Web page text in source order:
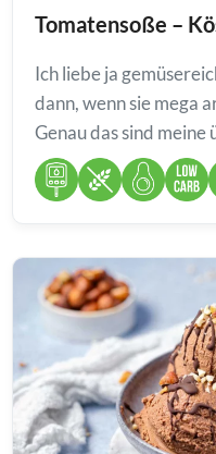
Tomatensoße –
Ich liebe ja
dann, wenn sie mega
Genau das sind meine